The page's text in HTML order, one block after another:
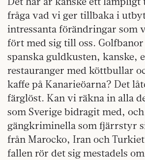
fråga vad vi ger tillbaka i
intressanta förändringar som
fört med sig till oss. Golfbanor
spanska guldkusten, kanske,
restauranger med köttbullar
kaffe på Kanarieöarna? Det
färglöst. Kan vi räkna in alla
som Sverige bidragit med,
gängkriminella som fjärrstyr
från Marocko, Iran och
fallen rör det sig mestadels